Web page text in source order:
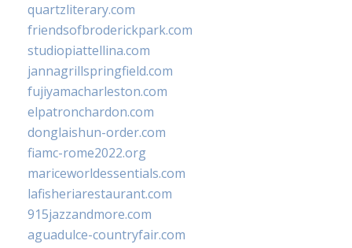
quartzliterary.com
friendsofbroderickpark.com
studiopiattellina.com
jannagrillspringfield.com
fujiyamacharleston.com
elpatronchardon.com
donglaishun-order.com
fiamc-rome2022.org
mariceworldessentials.com
lafisheriarestaurant.com
915jazzandmore.com
aguadulce-countryfair.com